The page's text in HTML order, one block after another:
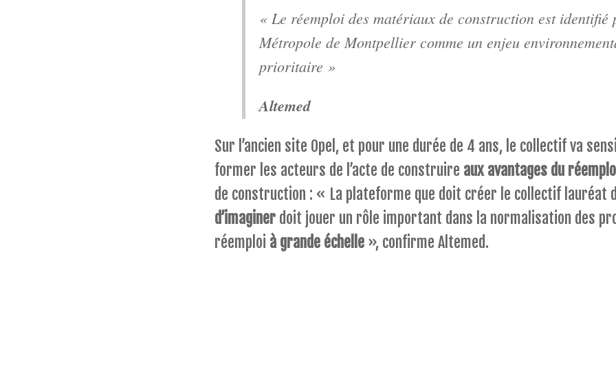
« Le réemploi des matériaux de construction est identifié
Métropole de Montpellier comme un enjeu
prioritaire »
Altemed
Sur l’ancien site Opel, et pour une durée de 4 ans, le collectif va
former les acteurs de l’acte de construire aux avantages du
de construction : « La plateforme que doit créer le collectif lauréat
d’imaginer doit jouer un rôle important dans la normalisation des
réemploi à grande échelle », confirme Altemed.